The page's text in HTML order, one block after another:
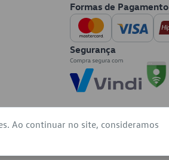
Formas de Pagamento
Segurança
Ao continuar no site, consideramos